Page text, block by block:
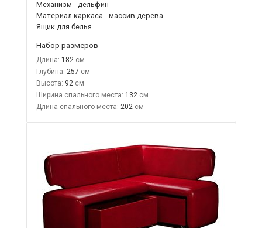
Механизм - дельфин
Материал каркаса - массив дерева
Ящик для белья
Набор размеров
Длина: 182
Глубина: 257
Высота: 92
Ширина спального места: 132
Длина спального места: 202